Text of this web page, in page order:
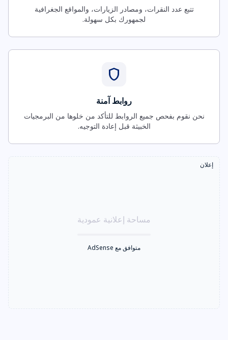
تتبع عدد النقرات، ومصادر الزيارات، والمواقع الجغرافية
لجمهورك بكل سهولة.
shield
روابط آمنة
نحن نقوم بفحص جميع الروابط للتأكد من خلوها من البرمجيات
الخبيثة قبل إعادة التوجيه.
إعلان
مساحة إعلانية عمودية
متوافق مع AdSense